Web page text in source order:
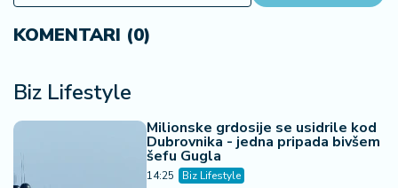
KOMENTARI (0)
Biz Lifestyle
Milionske grdosije se usidrile kod
Dubrovnika - jedna pripada bivšem
šefu Gugla
14:25 Biz Lifestyle